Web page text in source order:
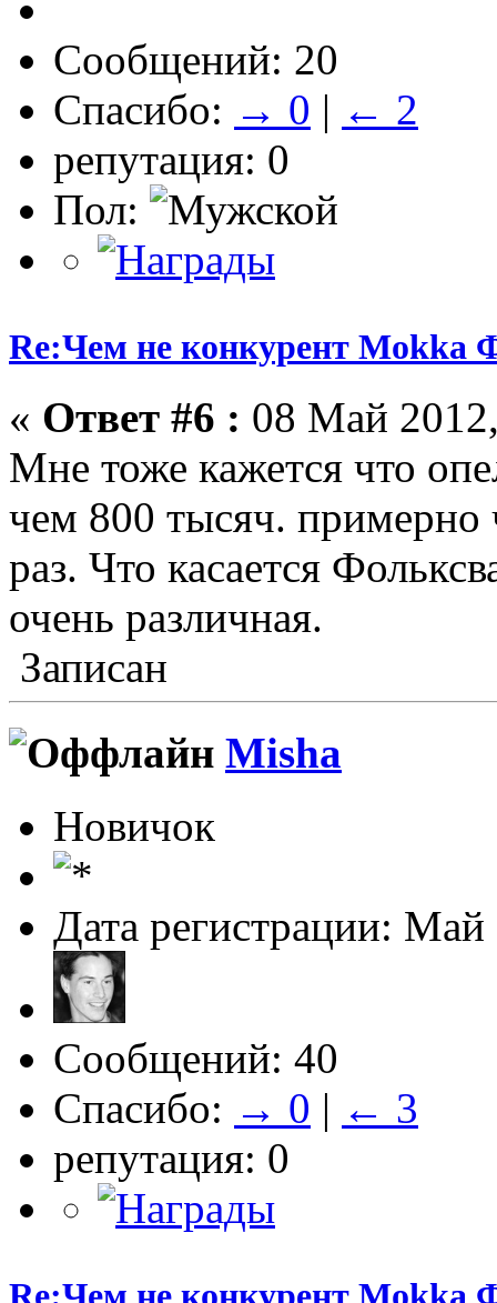
Сообщений: 20
Спасибо: → 0 | ← 2
репутация: 0
Пол:
Re:Чем не конкурент Mokka
« Ответ #6 : 08 Май
Мне тоже кажется что
чем 800 тысяч. примерно
раз. Что касается
очень различная.
Записан
Misha
Новичок
Дата регистрации: Май
Сообщений: 40
Спасибо: → 0 | ← 3
репутация: 0